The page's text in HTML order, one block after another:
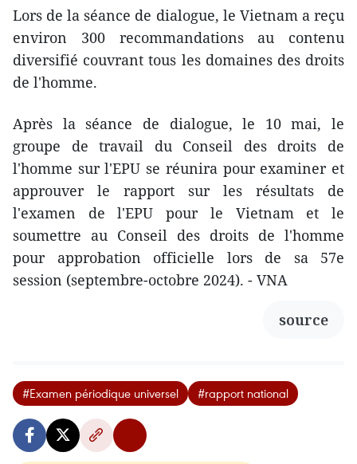
Lors de la séance de dialogue, le Vietnam a reçu
environ 300 recommandations au contenu
diversifié couvrant tous les domaines des droits
de l'homme.
Après la séance de dialogue, le 10 mai, le
groupe de travail du Conseil des droits de
l'homme sur l'EPU se réunira pour examiner et
approuver le rapport sur les résultats de
l'examen de l'EPU pour le Vietnam et le
soumettre au Conseil des droits de l'homme
pour approbation officielle lors de sa 57e
session (septembre-octobre 2024). - VNA
source
#Examen périodique universel #rapport national